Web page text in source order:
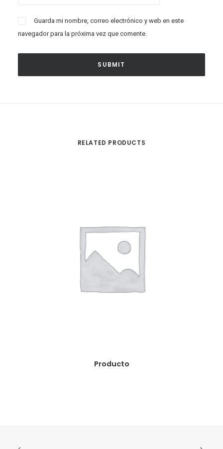
Guarda mi nombre, correo electrónico y web en este
navegador para la próxima vez que comente.
RELATED PRODUCTS
READ MORE
Producto